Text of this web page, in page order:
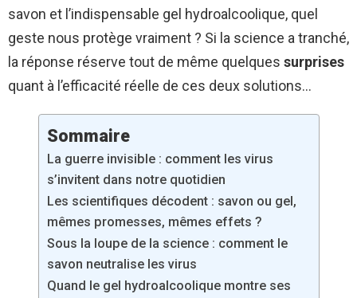
savon et l’indispensable gel hydroalcoolique, quel
geste nous protège vraiment ? Si la science a tranché,
la réponse réserve tout de même quelques surprises
quant à l’efficacité réelle de ces deux solutions…
Sommaire
La guerre invisible : comment les virus
s’invitent dans notre quotidien
Les scientifiques décodent : savon ou gel,
mêmes promesses, mêmes effets ?
Sous la loupe de la science : comment le
savon neutralise les virus
Quand le gel hydroalcoolique montre ses